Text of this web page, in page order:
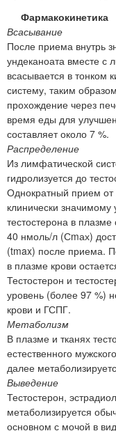
Фармакокинетика
Всасывание
После приема внутрь
ундеканоата вместе с
всасывается в тонком
систему, таким
прохождение через
время еды для
составляет около 7 %.
Распределение
Из лимфатической
гидролизуется до
Однократный прием
клинически
тестостерона в
40 нмоль/л (Сmах)
(tmax) после приема.
в плазме крови
Тестостерон и
уровень (более 97 %)
крови и ГСПГ.
Метаболизм
В плазме и тканях
естественного
далее
Выведение
Тестостерон,
метаболизируется
основном с мочой в